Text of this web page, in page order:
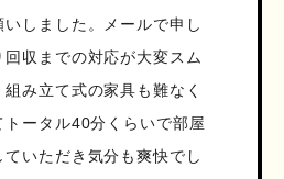
しました。メールで申し
収までの対応が大変スム
み立て式の家具も難なく
ータル40分くらいで部屋
いただき気分も爽快でし